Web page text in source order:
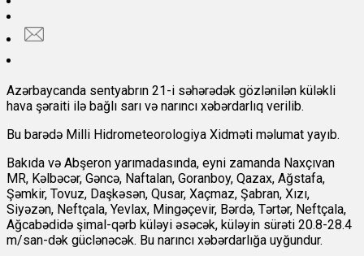
Azərbaycanda sentyabrın 21-i səhərədək gözlənilən küləkli
hava şəraiti ilə bağlı sarı və narıncı xəbərdarlıq verilib.
Bu barədə Milli Hidrometeorologiya Xidməti məlumat yayıb.
Bakıda və Abşeron yarımadasında, eyni zamanda Naxçıvan
MR, Kəlbəcər, Gəncə, Naftalan, Goranboy, Qazax, Ağstafa,
Şəmkir, Tovuz, Daşkəsən, Qusar, Xaçmaz, Şabran, Xızı,
Siyəzən, Neftçala, Yevlax, Mingəçevir, Bərdə, Tərtər, Neftçala,
Ağcabədidə şimal-qərb küləyi əsəcək, küləyin sürəti 20.8-28.4
m/san-dək güclənəcək. Bu narıncı xəbərdarlığa uyğundur.